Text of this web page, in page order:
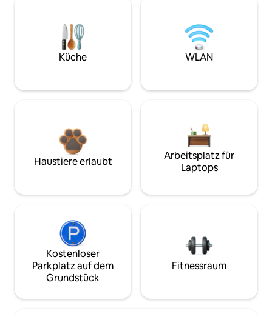
Küche WLAN
Haustiere erlaubt
Arbeitsplatz für
Laptops
Kostenloser
Parkplatz auf dem
Grundstück
Fitnessraum